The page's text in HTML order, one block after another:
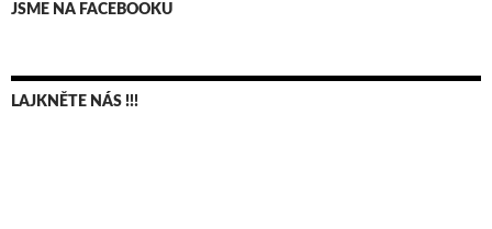
JSME NA FACEBOOKU
LAJKNĚTE NÁS !!!